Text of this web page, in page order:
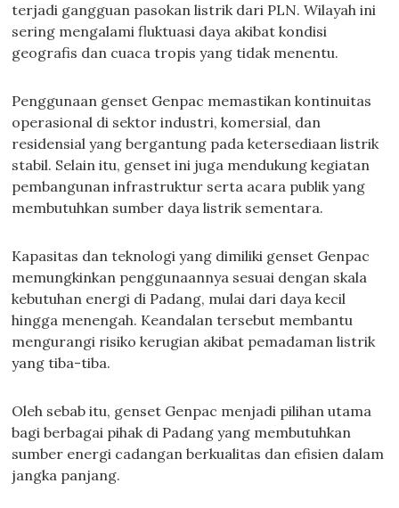
terjadi gangguan pasokan listrik dari PLN. Wilayah ini
sering mengalami fluktuasi daya akibat kondisi
geografis dan cuaca tropis yang tidak menentu.
Penggunaan genset Genpac memastikan kontinuitas
operasional di sektor industri, komersial, dan
residensial yang bergantung pada ketersediaan listrik
stabil. Selain itu, genset ini juga mendukung kegiatan
pembangunan infrastruktur serta acara publik yang
membutuhkan sumber daya listrik sementara.
Kapasitas dan teknologi yang dimiliki genset Genpac
memungkinkan penggunaannya sesuai dengan skala
kebutuhan energi di Padang, mulai dari daya kecil
hingga menengah. Keandalan tersebut membantu
mengurangi risiko kerugian akibat pemadaman listrik
yang tiba-tiba.
Oleh sebab itu, genset Genpac menjadi pilihan utama
bagi berbagai pihak di Padang yang membutuhkan
sumber energi cadangan berkualitas dan efisien dalam
jangka panjang.